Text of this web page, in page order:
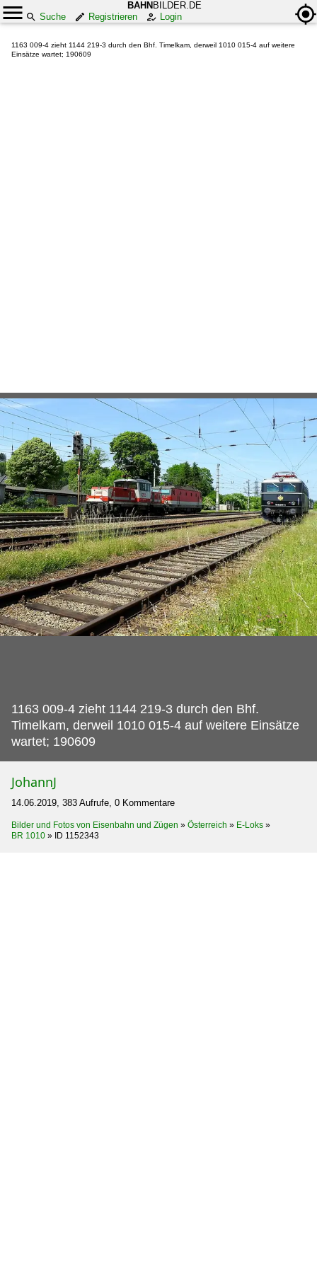
BAHN BILDER.DE
Suche
Registrieren Login
1163 009-4 zieht 1144 219-3 durch den Bhf. Timelkam, derweil 1010 015-4 auf weitere
Einsätze wartet; 190609
1163 009-4 zieht 1144 219-3 durch den Bhf.
Timelkam, derweil 1010 015-4 auf weitere Einsätze
wartet; 190609
JohannJ
14.06.2019, 383 Aufrufe, 0 Kommentare
Bilder und Fotos von Eisenbahn und Zügen » Österreich » E-Loks »
BR 1010 » ID 1152343